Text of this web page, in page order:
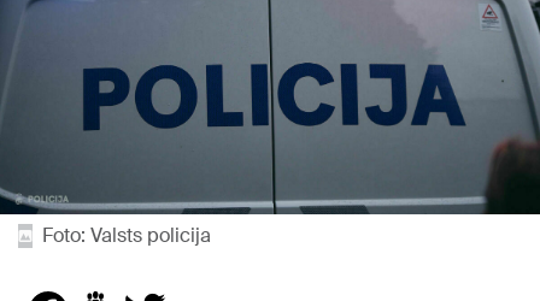
Foto: Valsts policija